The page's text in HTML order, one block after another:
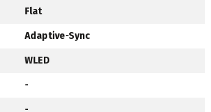
Flat
Adaptive-Sync
WLED
-